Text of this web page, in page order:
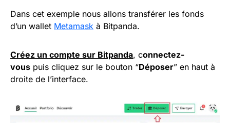
Dans cet exemple nous allons transférer les fonds
d’un wallet Metamask à Bitpanda.
Créez un compte sur Bitpanda, connectez-
vous puis cliquez sur le bouton “Déposer” en haut à
droite de l’interface.